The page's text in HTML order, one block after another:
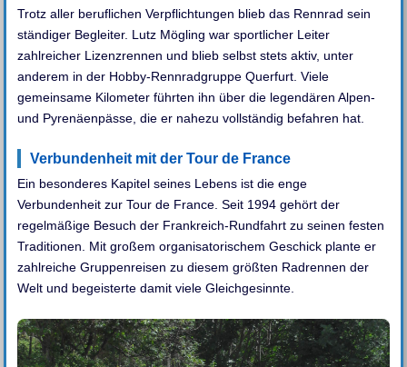
Trotz aller beruflichen Verpflichtungen blieb das Rennrad sein
ständiger Begleiter. Lutz Mögling war sportlicher Leiter
zahlreicher Lizenzrennen und blieb selbst stets aktiv, unter
anderem in der Hobby-Rennradgruppe Querfurt. Viele
gemeinsame Kilometer führten ihn über die legendären Alpen-
und Pyrenäenpässe, die er nahezu vollständig befahren hat.
Verbundenheit mit der Tour de France
Ein besonderes Kapitel seines Lebens ist die enge
Verbundenheit zur Tour de France. Seit 1994 gehört der
regelmäßige Besuch der Frankreich-Rundfahrt zu seinen festen
Traditionen. Mit großem organisatorischem Geschick plante er
zahlreiche Gruppenreisen zu diesem größten Radrennen der
Welt und begeisterte damit viele Gleichgesinnte.